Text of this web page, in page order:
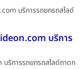
บริการรถยกรถสไลด์
บริการ
ริการรถยกรถสไลด์ถาดก